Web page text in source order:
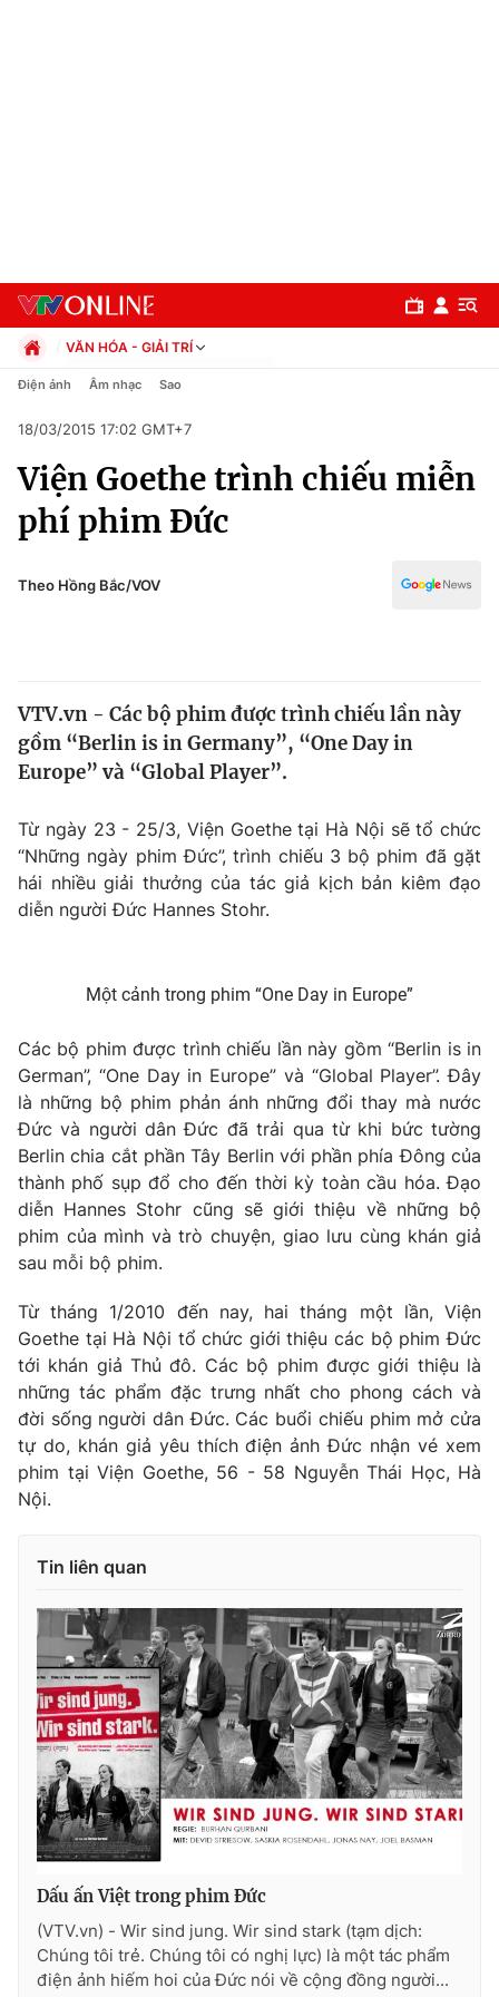
Chuyên mục
Chính trị
Thế giới
Thế giới đó đây
Câu chuyện quốc tế
Kinh tế
Tài chính
Thị trường
Dữ liệu và đời sống
Phim VTV
Hậu trường
Nhân vật
Khán giả
Giải sao mai
Điện ảnh
Âm nhạc
Sao
Đời sống
Du lịch
Làm đẹp
Chất lượng cuộc sống
Giáo dục
Tuyển sinh
Học trực tuyến
Công nghệ
Hitech Công nghệ tương lai
Sản phẩm
Thị trường
Tư vấn
Giao lưu trực tuyến
Lịch phát sóng
Chuyên mục khác
Emagazine Podcast
VTV Money VTV Thể thao
VTV Sức khoẻ Bất động sản
Thị trường 24h Tấm lòng Việt
VTV4
VTV9 VTV8
Liên hệ tòa soạn English
VĂN HÓA - GIẢI TRÍ
Chính trị
Pháp luật
Kinh tế
Thể thao
Truyền hình
Y tế
Điện ảnh Âm nhạc Sao
18/03/2015 17:02 GMT+7
Viện Goethe trình chiếu miễn
phí phim Đức
Theo Hồng Bắc/VOV
VTV.vn - Các bộ phim được trình chiếu lần này
gồm “Berlin is in Germany”, “One Day in
Europe” và “Global Player”.
Từ ngày 23 - 25/3, Viện Goethe tại Hà Nội sẽ tổ chức
“Những ngày phim Đức”, trình chiếu 3 bộ phim đã gặt
hái nhiều giải thưởng của tác giả kịch bản kiêm đạo
diễn người Đức Hannes Stohr.
Một cảnh trong phim “One Day in Europe”
Các bộ phim được trình chiếu lần này gồm “Berlin is in
German”, “One Day in Europe” và “Global Player”. Đây
là những bộ phim phản ánh những đổi thay mà nước
Đức và người dân Đức đã trải qua từ khi bức tường
Berlin chia cắt phần Tây Berlin với phần phía Đông của
thành phố sụp đổ cho đến thời kỳ toàn cầu hóa. Đạo
diễn Hannes Stohr cũng sẽ giới thiệu về những bộ
phim của mình và trò chuyện, giao lưu cùng khán giả
sau mỗi bộ phim.
Từ tháng 1/2010 đến nay, hai tháng một lần, Viện
Goethe tại Hà Nội tổ chức giới thiệu các bộ phim Đức
tới khán giả Thủ đô. Các bộ phim được giới thiệu là
những tác phẩm đặc trưng nhất cho phong cách và
đời sống người dân Đức. Các buổi chiếu phim mở cửa
tự do, khán giả yêu thích điện ảnh Đức nhận vé xem
phim tại Viện Goethe, 56 - 58 Nguyễn Thái Học, Hà
Nội.
Tin liên quan
Dấu ấn Việt trong phim Đức
(VTV.vn) - Wir sind jung. Wir sind stark (tạm dịch:
Chúng tôi trẻ. Chúng tôi có nghị lực) là một tác phẩm
điện ảnh hiếm hoi của Đức nói về cộng đồng người...